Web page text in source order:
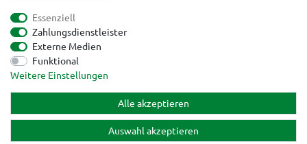
Impressum
Vertrag widerrufen
Essenziell
Zahlungsdienstleister
Externe Medien
Funktional
Weitere Einstellungen
Alle akzeptieren
Auswahl akzeptieren